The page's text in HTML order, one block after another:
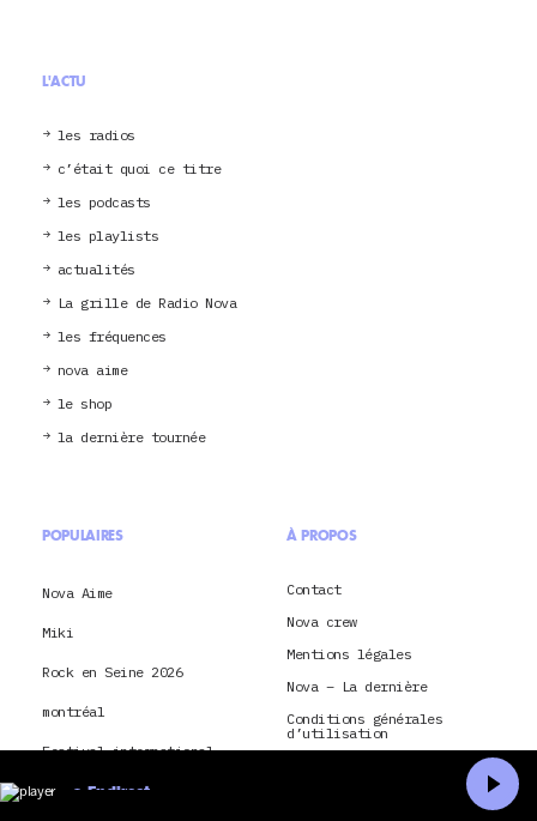
L'ACTU
les radios
c’était quoi ce titre
les podcasts
les playlists
actualités
La grille de Radio Nova
les fréquences
nova aime
le shop
la dernière tournée
POPULAIRES
Nova Aime
Miki
Rock en Seine 2026
montréal
Festival international
À PROPOS
Contact
Nova crew
Mentions légales
Nova – La dernière
Conditions générales
d’utilisation
candidature à Radio Nova
En direct